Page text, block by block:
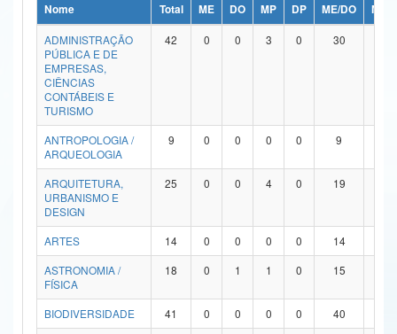
Ministério da Ciência, Tecnologia, Inovações e Comunicações
Ministério do Meio Ambiente
Ministério do Turismo
Ministério do Desenvolvimento Regional
Controladoria-Geral da União
Ministério da Mulher, da Família e dos Direitos Humanos
Secretaria de Governo
Nome Total ME DO MP DP ME/DO
MP/
ADMINISTRAÇÃO
PÚBLICA E DE
EMPRESAS,
CIÊNCIAS
CONTÁBEIS E
TURISMO
42 0 0 3 0 30
ANTROPOLOGIA /
ARQUEOLOGIA
9 0 0 0 0 9
ARQUITETURA,
URBANISMO E
DESIGN
25 0 0 4 0 19
ARTES 14 0 0 0 0 14
ASTRONOMIA /
FÍSICA
18 0 1 1 0 15
BIODIVERSIDADE 41 0 0 0 0 40